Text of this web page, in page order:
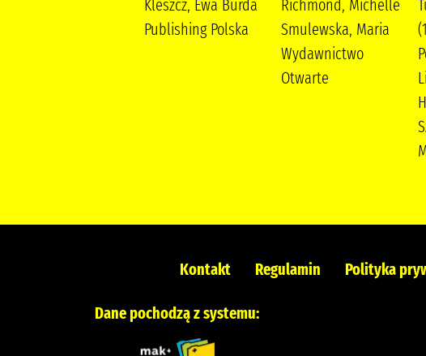
Kleszcz, Ewa Burda
Publishing Polska
Richmond, Michelle
Smulewska, Maria
Wydawnictwo
Otwarte
Kontakt Regulamin Polityka
Dane pochodzą z systemu: